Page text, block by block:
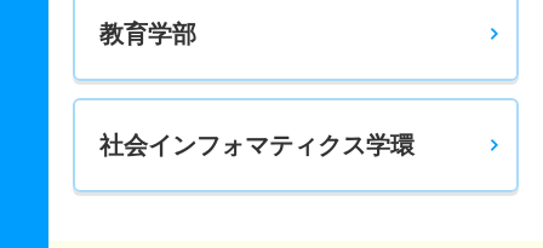
教育学部
社会インフォマティクス学環